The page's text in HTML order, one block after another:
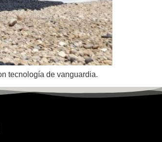
tecnología de vanguardia.